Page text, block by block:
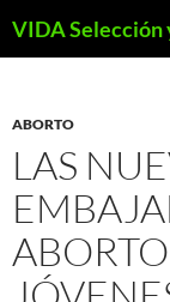
VIDA Selección
ABORTO
LAS